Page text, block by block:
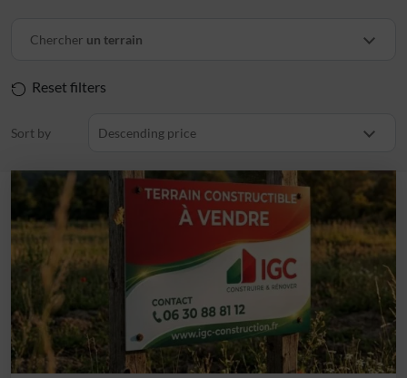
Chercher un terrain
Reset filters
Sort by Descending price